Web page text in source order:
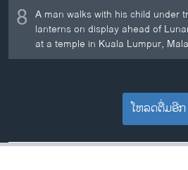
8 A man walks with his child under
lanterns on display ahead of
at a temple in Kuala Lumpur,
ໂຫລດຕື່ມອີກ